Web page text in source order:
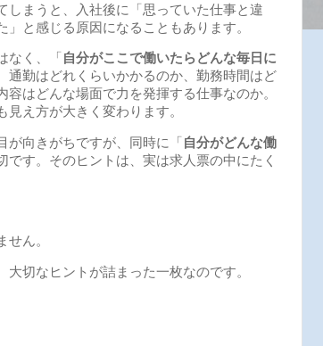
しまうと、入社後に「思っていた仕事と違
と感じる原因になることもあります。
なく、「 自分がここで働いたらどんな毎日に
通勤はどれくらいかかるのか、勤務時間はど
はどんな場面で力を発揮する仕事なのか。
え方が大きく変わります。
向きがちですが、同時に「 自分がどんな働
です。そのヒントは、実は求人票の中にたく
ん。
切なヒントが詰まった一枚なのです。